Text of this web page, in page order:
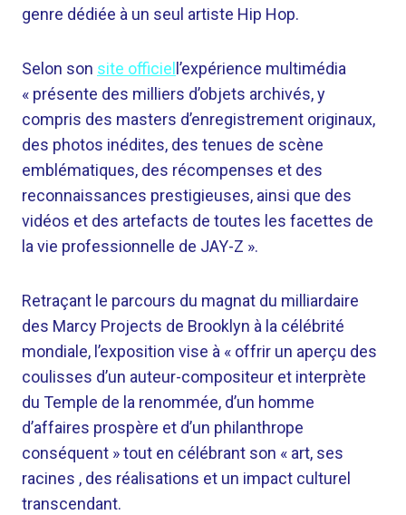
genre dédiée à un seul artiste Hip Hop.
Selon son site officiel l’expérience multimédia
« présente des milliers d’objets archivés, y
compris des masters d’enregistrement originaux,
des photos inédites, des tenues de scène
emblématiques, des récompenses et des
reconnaissances prestigieuses, ainsi que des
vidéos et des artefacts de toutes les facettes de
la vie professionnelle de JAY-Z ».
Retraçant le parcours du magnat du milliardaire
des Marcy Projects de Brooklyn à la célébrité
mondiale, l’exposition vise à « offrir un aperçu des
coulisses d’un auteur-compositeur et interprète
du Temple de la renommée, d’un homme
d’affaires prospère et d’un philanthrope
conséquent » tout en célébrant son « art, ses
racines , des réalisations et un impact culturel
transcendant.